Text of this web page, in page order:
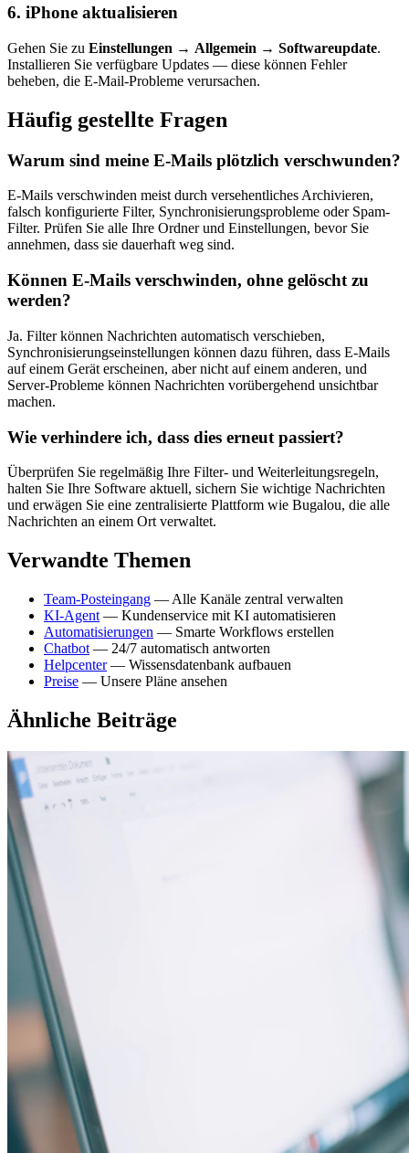
6. iPhone aktualisieren
Gehen Sie zu Einstellungen → Allgemein → Softwareupdate.
Installieren Sie verfügbare Updates — diese können Fehler
beheben, die E-Mail-Probleme verursachen.
Häufig gestellte Fragen
Warum sind meine E-Mails plötzlich verschwunden?
E-Mails verschwinden meist durch versehentliches Archivieren,
falsch konfigurierte Filter, Synchronisierungsprobleme oder Spam-
Filter. Prüfen Sie alle Ihre Ordner und Einstellungen, bevor Sie
annehmen, dass sie dauerhaft weg sind.
Können E-Mails verschwinden, ohne gelöscht zu
werden?
Ja. Filter können Nachrichten automatisch verschieben,
Synchronisierungseinstellungen können dazu führen, dass E-Mails
auf einem Gerät erscheinen, aber nicht auf einem anderen, und
Server-Probleme können Nachrichten vorübergehend unsichtbar
machen.
Wie verhindere ich, dass dies erneut passiert?
Überprüfen Sie regelmäßig Ihre Filter- und Weiterleitungsregeln,
halten Sie Ihre Software aktuell, sichern Sie wichtige Nachrichten
und erwägen Sie eine zentralisierte Plattform wie Bugalou, die alle
Nachrichten an einem Ort verwaltet.
Verwandte Themen
Team-Posteingang — Alle Kanäle zentral verwalten
KI-Agent — Kundenservice mit KI automatisieren
Automatisierungen — Smarte Workflows erstellen
Chatbot — 24/7 automatisch antworten
Helpcenter— Wissensdatenbank aufbauen
Preise — Unsere Pläne ansehen
Ähnliche Beiträge